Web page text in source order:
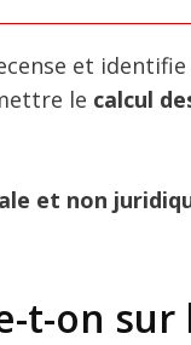
et identifie
le calcul
et non
on sur